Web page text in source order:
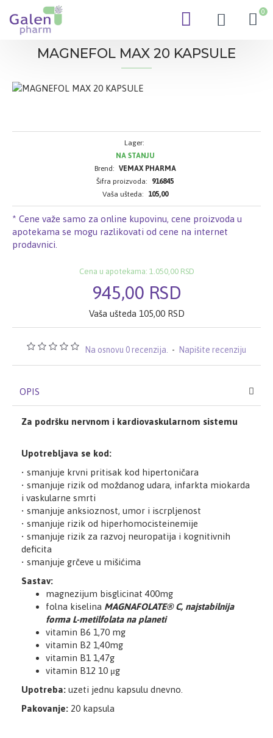
0
MAGNEFOL MAX 20 KAPSULE
Na osnovu 0 recenzija. - Napišite recenziju
* Cene važe samo za online kupovinu, cene proizvoda u
apotekama se mogu razlikovati od cene na internet
prodavnici.
945,00 RSD
Cena u apotekama: 1.050,00 RSD
Vaša ušteda 105,00 RSD
Lager:
NA STANJU
Brend: VEMAX PHARMA
Šifra proizvoda:
916845
Vaša ušteda:
105,00
OPIS
Za podršku nervnom i kardiovaskularnom sistemu
Upotrebljava se kod:
• smanjuje krvni pritisak kod hipertoničara
• smanjuje rizik od moždanog udara, infarkta miokarda
i vaskularne smrti
• smanjuje anksioznost, umor i iscrpljenost
• smanjuje rizik od hiperhomocisteinemije
• smanjuje rizik za razvoj neuropatija i kognitivnih
deficita
• smanjuje grčeve u mišićima
Sastav:
magnezijum bisglicinat 400mg
folna kiselina MAGNAFOLATE® C, najstabilnija
forma L-metilfolata na planeti
vitamin B6 1,70 mg
vitamin B2 1,40mg
vitamin B1 1,47g
vitamin B12 10 μg
Upotreba: uzeti jednu kapsulu dnevno.
Pakovanje: 20 kapsula